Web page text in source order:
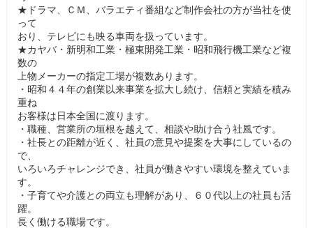
★ドラマ、ＣＭ、バラエティ番組など制作会社の方が当社を使
って
おり、テレビにも映る車両を扱っています。
★カヤバ・新明和工業・極東開発工業・昭和飛行機工業など複
数の
上物メーカーの指定工場が複数あります。
・昭和４４年の創業以来事業を拡大し続け、信頼と実績を積み
重ね
お客様は日本全国に渡ります。
・職種、営業所の垣根を越えて、相談や助け合う社風です。
・社長との距離が近く、社員の意見や提案を大事にしているの
で、
いろいろチャレンジでき、社員が働きやすい環境を整えていま
す。
・子育てや介護との両立も理解があり、６０代以上の社員も活
躍。
長く働ける職場です。